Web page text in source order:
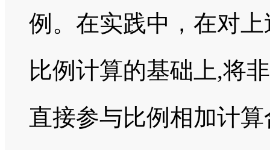
例。在实践中，在对
比例计算的基础上,将
直接参与比例相加计